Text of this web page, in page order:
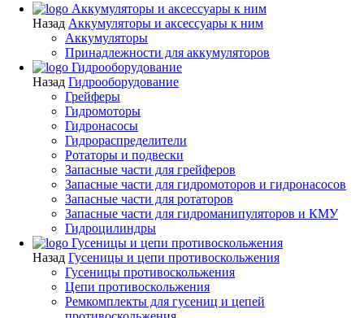
Аккумуляторы и аксессуары к ним
Назад Аккумуляторы и аксессуары к ним
Аккумуляторы
Принадлежности для аккумуляторов
Гидрооборудование
Назад Гидрооборудование
Грейферы
Гидромоторы
Гидронасосы
Гидрораспределители
Ротаторы и подвески
Запасные части для грейферов
Запасные части для гидромоторов и гидронасосов
Запасные части для ротаторов
Запасные части для гидроманипуляторов и КМУ
Гидроцилиндры
Гусеницы и цепи противоскольжения
Назад Гусеницы и цепи противоскольжения
Гусеницы противоскольжения
Цепи противоскольжения
Ремкомплекты для гусениц и цепей